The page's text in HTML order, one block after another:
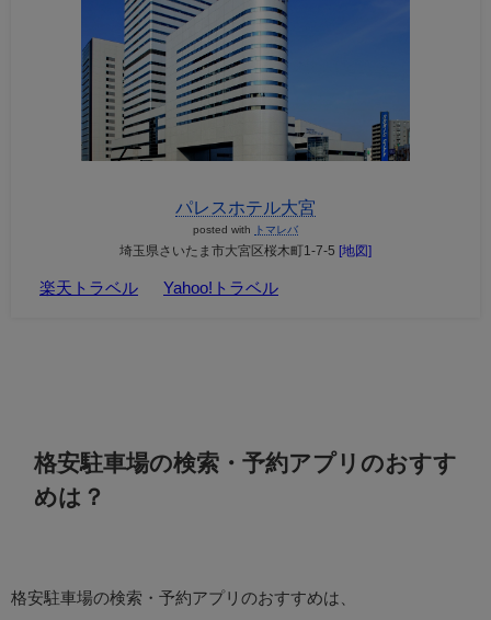
パレスホテル大宮
posted with トマレバ
埼玉県さいたま市大宮区桜木町1-7-5 [地図]
楽天トラベル Yahoo!トラベル
格安駐車場の検索・予約アプリのおすす
めは？
格安駐車場の検索・予約アプリのおすすめは、